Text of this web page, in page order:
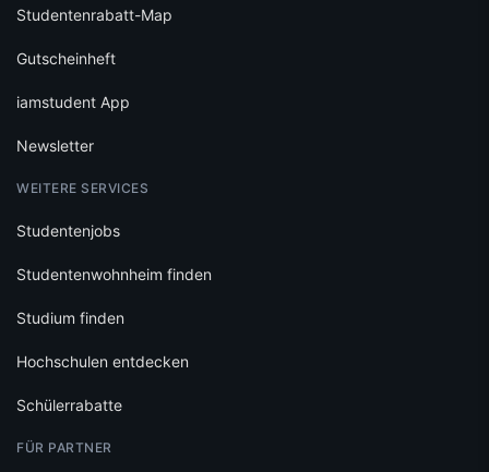
Studentenrabatt-Map
Gutscheinheft
iamstudent App
Newsletter
WEITERE SERVICES
Studentenjobs
Studentenwohnheim finden
Studium finden
Hochschulen entdecken
Schülerrabatte
FÜR PARTNER